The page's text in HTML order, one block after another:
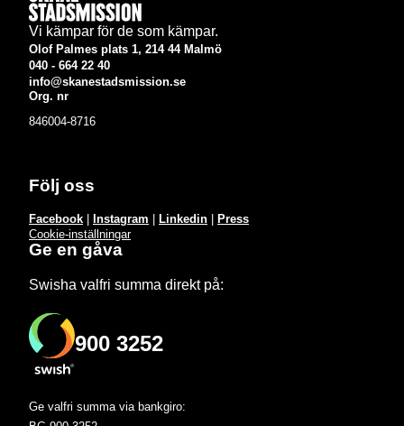
Vi kämpar för de som kämpar.
Olof Palmes plats 1, 214 44 Malmö
040 - 664 22 40
info@skanestadsmission.se
Org. nr
846004-8716
Följ oss
Facebook Instagram Linkedin
Press
Cookie-inställningar
Ge en gåva
Swisha valfri summa direkt på:
900 3252
Ge valfri summa via bankgiro: